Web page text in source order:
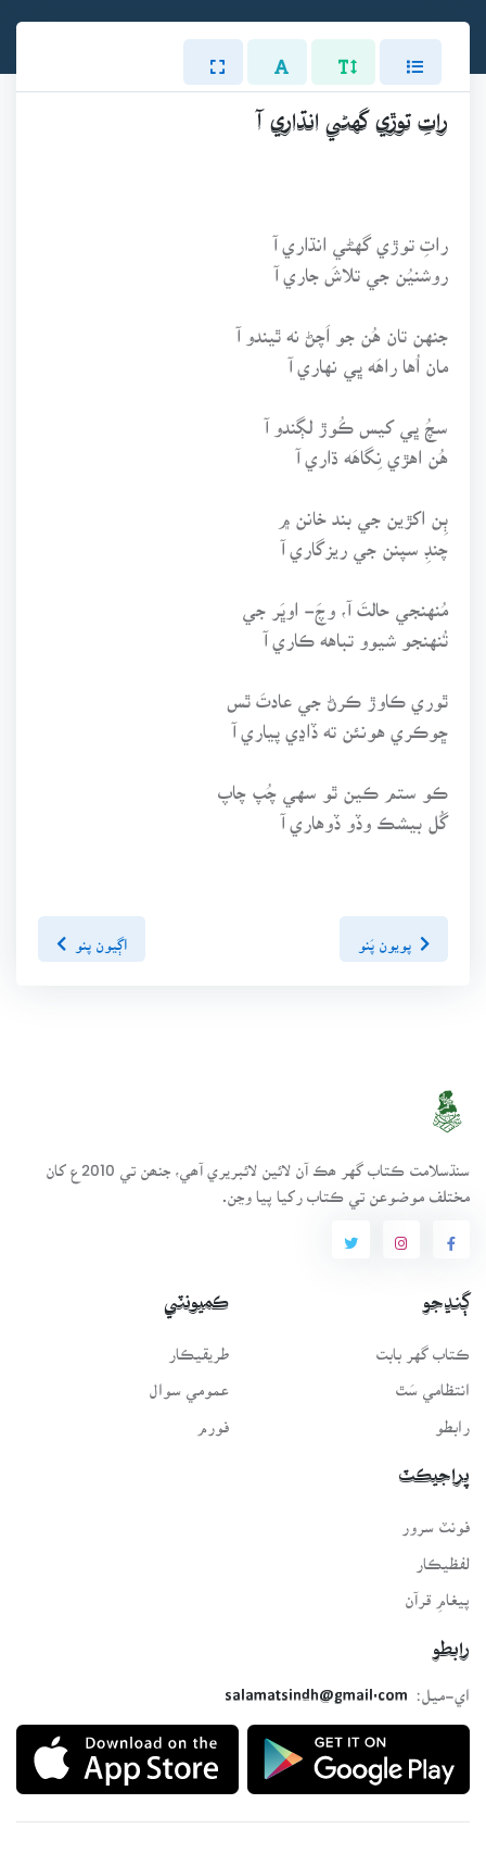
راتِ توڙي گهڻي انڌاري آ
راتِ توڙي گهڻي انڌاري آ
روشنيُن جي تلاشَ جاري آ
جنهن تان هُن جو اَچڻ نه ٿيندو آ
مان اُها راهَه ڀي نهاري آ
سچُ ڀي کيس ڪُوڙ لڳندو آ
هُن اهڙي نِگاهَه ڌاري آ
ٻِن اکڙين جي بند خانن ۾
چنڊِ سپنن جي ريزگاري آ
مُنهنجي حالتَ آ، وچَ- اوڀَر جي
تُنهنجو شيوو تباهه ڪاري آ
ٿوري ڪاوڙ ڪرڻ جي عادتَ ٿس
ڇوڪري هونئن ته ڏاڍي پياري آ
ڪو ستم ڪين ٿو سهي چُپ چاپ
گُل بيشڪ وڏو ڏوهاري آ
اڳيون پنو
سنڌسلامت ڪتاب گهر ھڪ آن لائين لائبريري آھي، جنھن تي 2010ع کان
مختلف موضوعن تي ڪتاب رکيا پيا وڃن.
ڳنڍجو
ڪتاب گهر بابت
انتظامي سَٿ
رابطو
ڪميونٽي
طريقيڪار
عمومي سوال
فورم
پراجيڪٽ
فونٽ سرور
لفظيڪار
پيغامِ قرآن
رابطو
اي-ميل:
salamatsindh@gmail.com